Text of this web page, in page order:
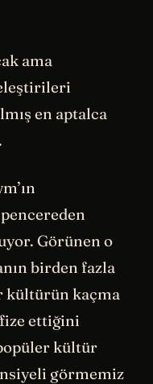
ama
en aptalca
Görünen o
birden fazla
kültürün kaçma
ettiğini
kültür
görmemiz